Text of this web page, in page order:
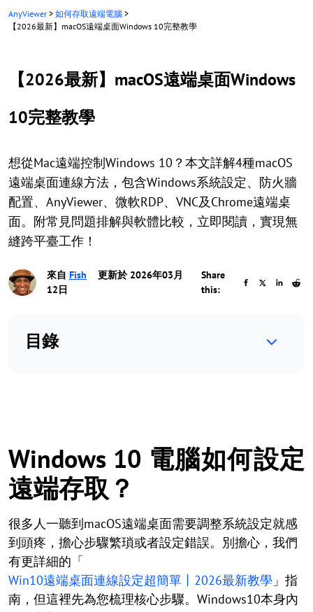
AnyViewer > 如何存取遠端電腦 >
【2026最新】macOS遠端桌面Windows 10完整教學
【2026最新】macOS遠端桌面Windows
10完整教學
想從Mac遠端控制Windows 10？本文詳解4種macOS
遠端桌面連線方法，包含Windows系統設定、防火牆
配置、AnyViewer、微軟RDP、VNC及Chrome遠端桌
面。附常見問題排解與軟體比較，立即閱讀，實現無
縫跨平臺工作！
來自 Fish
更新於 2026年03月
12日
Share
this:
目錄
Windows 10 電腦如何設定
遠端存取？
很多人一聽到macOS遠端桌面需要調整系統設定就感
到頭疼，擔心步驟繁瑣或者設定錯誤。別擔心，我們
有更詳細的「
Win10遠端桌面連線設定超簡單丨2026最新教學 」指
南，但這裡先為您梳理核心步驟。Windows10本身內